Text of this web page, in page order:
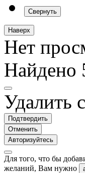
Свернуть
Наверх
Нет
Найдено
Удалить
Подтвердить
Отменить
Авторизуйтесь
Для того, что бы
желаний, Вам нужно